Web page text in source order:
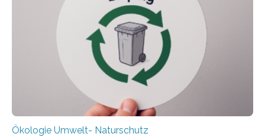
„DynaCom“: Die Deutsche Forschungsgemeinschaft
(DFG) fördert das Anfang 2019 gestartete
Forschungsprojekt an der Universität Oldenburg für
zwei weitere Jahre mit rund 1,2 Millionen Euro. „Wir
freuen uns sehr über…
Ökologie Umwelt- Naturschutz